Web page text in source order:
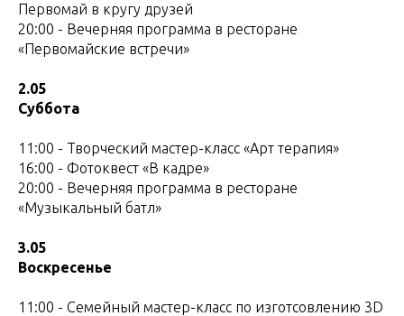
Первомай в кругу друзей
20:00 - Вечерняя программа в ресторане
«Первомайские встречи»
2.05
Суббота
11:00 - Творческий мастер-класс «Арт терапия»
16:00 - Фотоквест «В кадре»
20:00 - Вечерняя программа в ресторане
«Музыкальный батл»
3.05
Воскресенье
11:00 - Семейный мастер-класс по изготсовлению 3D